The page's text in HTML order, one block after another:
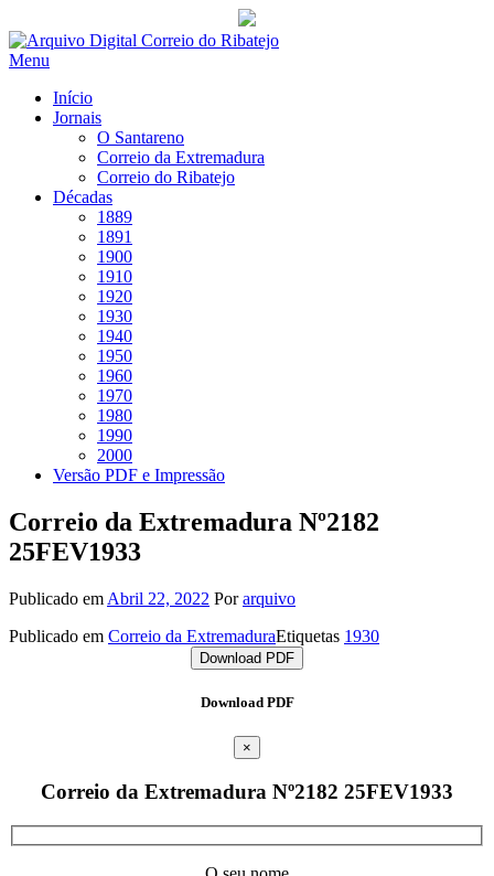
Saltar
para
Menu
Início
Jornais
O Santareno
Correio da Extremadura
Correio do Ribatejo
Décadas
1889
1891
1900
1910
1920
1930
1940
1950
1960
1970
1980
1990
2000
Versão PDF e Impressão
Correio da Extremadura Nº2182
25FEV1933
Publicado em Abril 22, 2022 Porarquivo
Publicado em Correio da ExtremaduraEtiquetas 1930
Download PDF
Download PDF
×
Correio da Extremadura Nº2182 25FEV1933